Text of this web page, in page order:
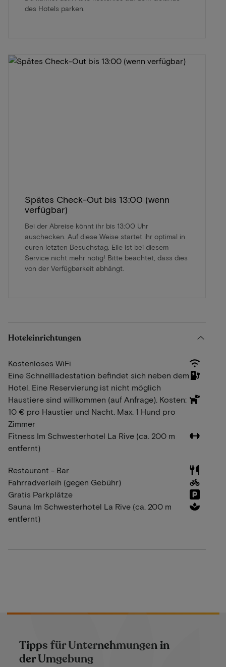
des Hotels parken.
Spätes Check-Out bis 13:00 (wenn
verfügbar)
Bei der Abreise könnt ihr bis 13:00 Uhr
auschecken. Auf diese Weise startet ihr optimal in
euren letzten Besuchstag. Eile ist bei diesem
Service nicht mehr nötig! Bitte beachtet, dass dies
von der Verfügbarkeit abhängt.
Hoteleinrichtungen
Kostenloses WiFi
Eine Schnellladestation befindet sich neben dem
Hotel. Eine Reservierung ist nicht möglich
Haustiere sind willkommen (auf Anfrage). Kosten:
10 € pro Haustier und Nacht. Max. 1 Hund pro
Zimmer
Fitness Im Schwesterhotel La Rive (ca. 200 m
entfernt)
Restaurant - Bar
Fahrradverleih (gegen Gebühr)
Gratis Parkplätze
Sauna Im Schwesterhotel La Rive (ca. 200 m
entfernt)
Tipps für Unternehmungen in
der Umgebung